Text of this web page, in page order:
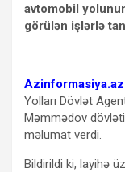
avtomobil
görülən işlərlə
Azinformasiya.az
Yolları Dövlət
Məmmədov
məlumat verdi.
Bildirildi ki, layihə